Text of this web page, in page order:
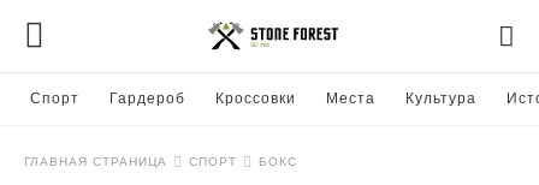
Спорт Гардероб Кроссовки Места Культура
ГЛАВНАЯ СТРАНИЦА СПОРТ БОКС